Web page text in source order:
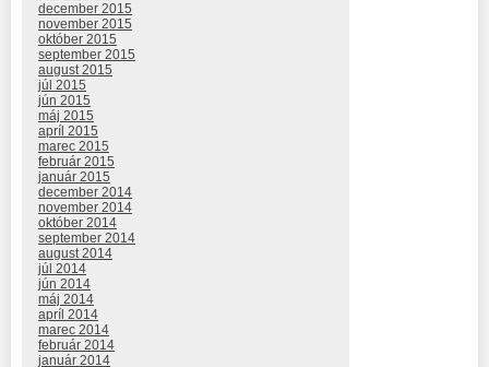
december 2015
november 2015
október 2015
september 2015
august 2015
júl 2015
jún 2015
máj 2015
apríl 2015
marec 2015
február 2015
január 2015
december 2014
november 2014
október 2014
september 2014
august 2014
júl 2014
jún 2014
máj 2014
apríl 2014
marec 2014
február 2014
január 2014